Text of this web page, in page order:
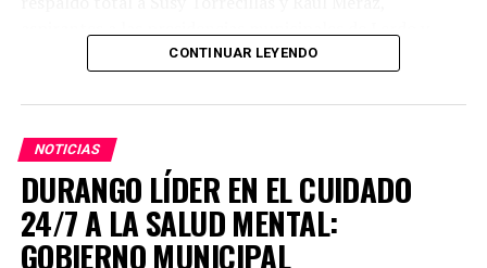
Gómez Palacio, respectivamente, a quienes describieron
como perfiles con preparación, experiencia y profundo
arraigo en sus comunidades.
Dany Soto aseguró que la alianza entre PRI y PAN no
responde a cuotas, sino a la búsqueda de los mejores
perfiles para enfrentar el reto electoral. “No hay un solo
municipio negociado ni entregado. Hemos construido un
equipo basado en el mérito, la cercanía con la
CONTINUAR LEYENDO
NOTICIAS
DURANGO LÍDER EN EL CUIDADO
24/7 A LA SALUD MENTAL:
GOBIERNO MUNICIPAL